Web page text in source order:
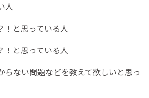
人
と思っている人
と思っている人
ない問題などを教えて欲しいと思っ